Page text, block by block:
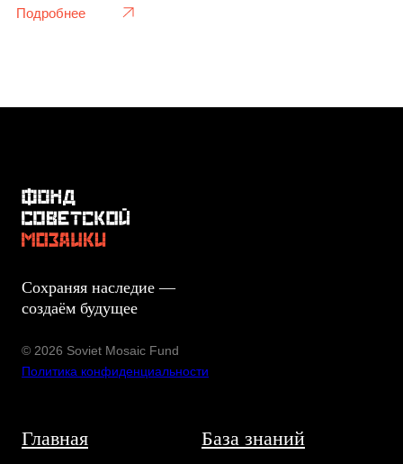
Сохраняя наследие —
создаём будущее
© 2026 Soviet Mosaic Fund
Политика конфиденциальности
Главная База знаний